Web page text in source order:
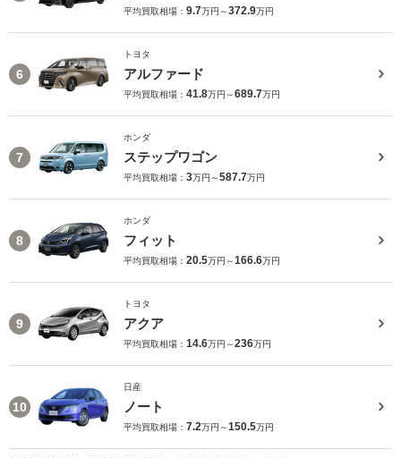
平均買取相場： 9.7万円～372.9万円
6
トヨタ
アルファード
平均買取相場： 41.8万円～689.7万円
7
ホンダ
ステップワゴン
平均買取相場： 3万円～587.7万円
8
ホンダ
フィット
平均買取相場： 20.5万円～166.6万円
9
トヨタ
アクア
平均買取相場： 14.6万円～236万円
10
日産
ノート
平均買取相場： 7.2万円～150.5万円